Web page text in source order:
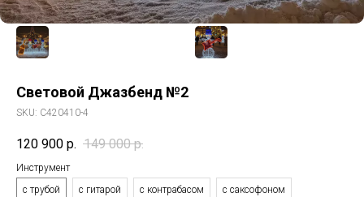
Световой Джазбенд №2
SKU: C420410-4
120 900 р. 149 000 р.
Инструмент
с трубой
с гитарой с контрабасом с саксофоном